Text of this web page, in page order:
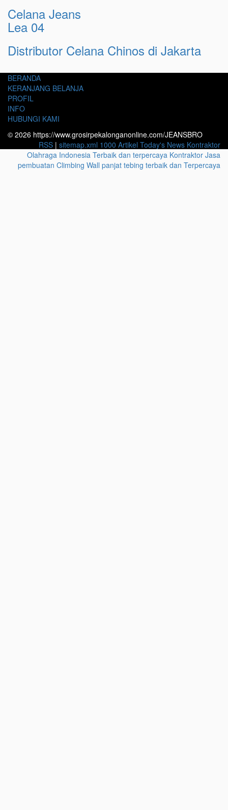
Celana Jeans
Lea 04
Distributor Celana Chinos di Jakarta
BERANDA
KERANJANG BELANJA
PROFIL
INFO
HUBUNGI KAMI
© 2026 https://www.grosirpekalonganonline.com/JEANSBRO
RSS | sitemap.xml 1000 Artikel Today's News Kontraktor
Olahraga Indonesia Terbaik dan terpercaya Kontraktor Jasa
pembuatan Climbing Wall panjat tebing terbaik dan Terpercaya